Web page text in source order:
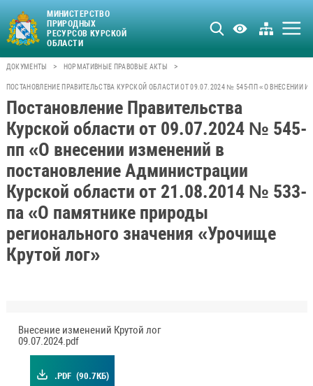
МИНИСТЕРСТВО
ПРИРОДНЫХ
РЕСУРСОВ КУРСКОЙ
ОБЛАСТИ
ДОКУМЕНТЫ > НОРМАТИВНЫЕ ПРАВОВЫЕ АКТЫ >
ПОСТАНОВЛЕНИЕ ПРАВИТЕЛЬСТВА КУРСКОЙ ОБЛАСТИ ОТ 09.07.2024 № 545-ПП «О
Постановление Правительства
Курской области от 09.07.2024 № 545-
пп «О внесении изменений в
постановление Администрации
Курской области от 21.08.2014 № 533-
па «О памятнике природы
регионального значения «Урочище
Крутой лог»
Внесение изменений Крутой лог
09.07.2024.pdf
.PDF (90.7КБ)